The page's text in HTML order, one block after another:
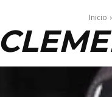
Inicio